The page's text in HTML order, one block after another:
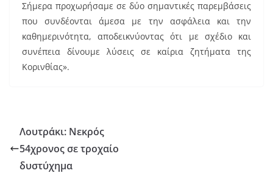
Σήμερα προχωρήσαμε σε δύο σημαντικές παρεμβάσεις
που συνδέονται άμεσα με την ασφάλεια και την
καθημερινότητα, αποδεικνύοντας ότι με σχέδιο και
συνέπεια δίνουμε λύσεις σε καίρια ζητήματα της
Κορινθίας».
Λουτράκι: Νεκρός
54χρονος σε τροχαίο
δυστύχημα